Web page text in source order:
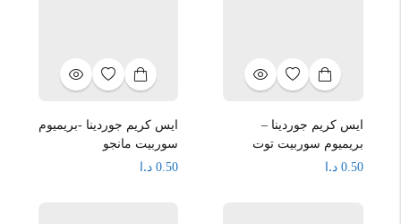
ايس كريم جوردينا –
بريميوم سوربيت توت
0.50 د.ا
ايس كريم جوردينا -بريميوم
سوربيت مانجو
0.50 د.ا